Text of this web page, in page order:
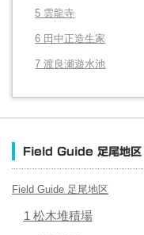
5 雲龍寺
6 田中正造生家
7 渡良瀬遊水池
Field Guide 足尾地区
Field Guide 足尾地区
1 松木堆積場